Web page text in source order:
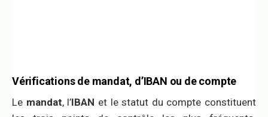
Vérifications de mandat, d’IBAN ou de compte
Le mandat, l’IBAN et le statut du compte constituent